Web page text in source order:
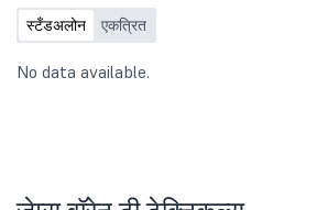
स्टँडअलोन एकत्रित
No data available.